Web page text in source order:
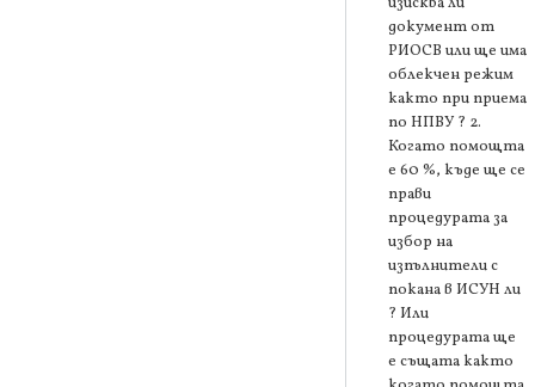
документ от
РИОСВ или ще има
облекчен режим
както при приема
по НПВУ ? 2.
Когато помощта
е 60 %, къде ще се
прави
процедурата за
избор на
изпълнители с
покана в ИСУН ли
? Или
процедурата ще
е същата както